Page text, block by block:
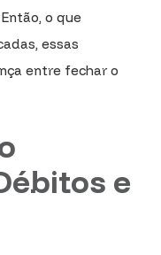
o que
essas
entre fechar o
e